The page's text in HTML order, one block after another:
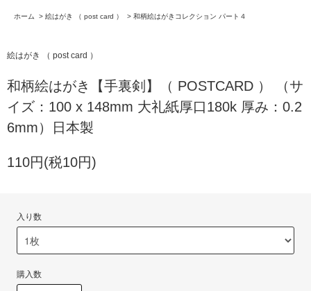
ホーム > 絵はがき （ post card ） > 和柄絵はがきコレクション パート４
絵はがき （ post card ）
和柄絵はがき【手裏剣】（ POSTCARD ） （サ
イズ：100 x 148mm 大礼紙厚口180k 厚み：0.2
6mm）日本製
110円(税10円)
入り数
購入数